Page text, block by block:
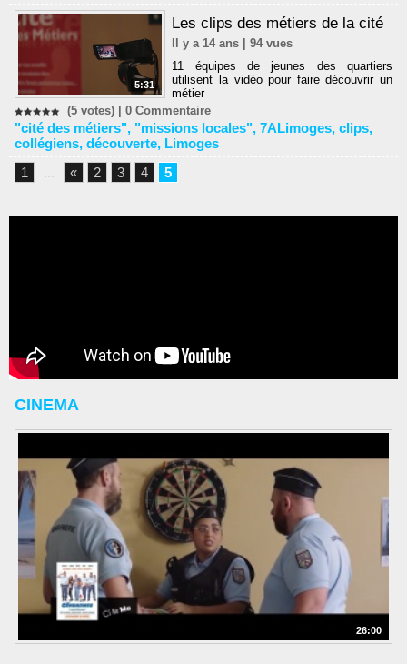
5:31
Les clips des métiers de la cité
Il y a 14 ans | 94 vues
11 équipes de jeunes des quartiers
utilisent la vidéo pour faire découvrir un
métier
(5 votes) | 0 Commentaire
"cité des métiers", "missions locales", 7ALimoges, clips,
collégiens, découverte, Limoges
1
... « 2 3 4 5
CINEMA
26:00